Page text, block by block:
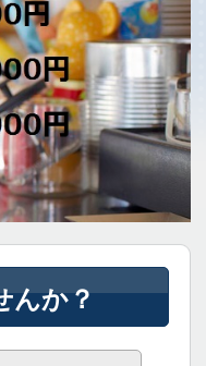
んか？